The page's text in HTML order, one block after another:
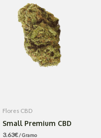
Flores CBD
Small Premium CBD
3.63€/ Gramo